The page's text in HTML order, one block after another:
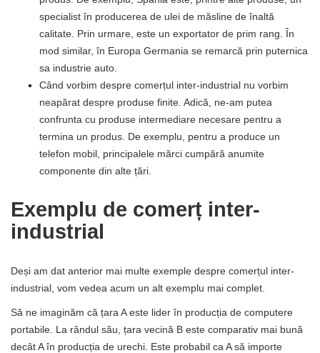
specialist în producerea de ulei de măsline de înaltă
calitate. Prin urmare, este un exportator de prim rang. În
mod similar, în Europa Germania se remarcă prin puternica
sa industrie auto.
Când vorbim despre comerțul inter-industrial nu vorbim
neapărat despre produse finite. Adică, ne-am putea
confrunta cu produse intermediare necesare pentru a
termina un produs. De exemplu, pentru a produce un
telefon mobil, principalele mărci cumpără anumite
componente din alte țări.
Exemplu de comerț inter-
industrial
Deși am dat anterior mai multe exemple despre comerțul inter-
industrial, vom vedea acum un alt exemplu mai complet.
Să ne imaginăm că țara A este lider în producția de computere
portabile. La rândul său, țara vecină B este comparativ mai bună
decât A în producția de urechi. Este probabil ca A să importe